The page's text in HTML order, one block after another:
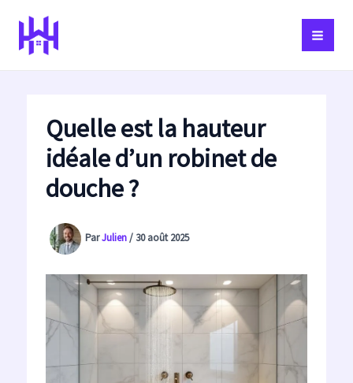
contenu
Quelle est la hauteur
idéale d’un robinet de
douche ?
ParJulien/ 30 août 2025